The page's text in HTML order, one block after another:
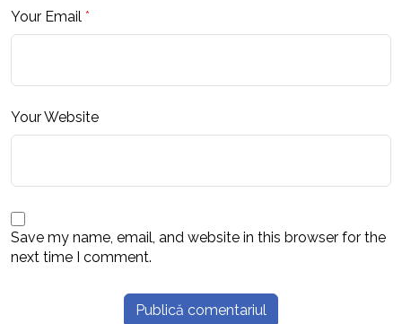
Your Email *
Your Website
Save my name, email, and website in this browser for the
next time I comment.